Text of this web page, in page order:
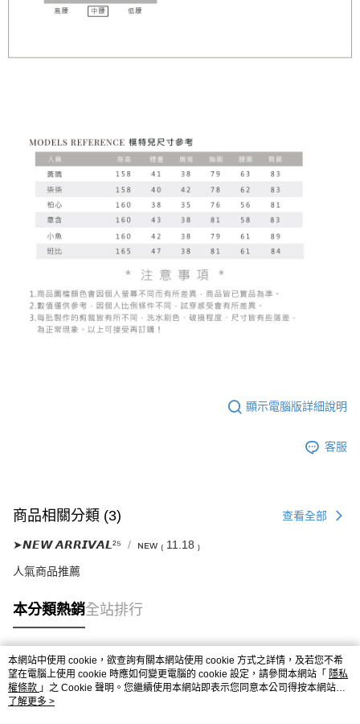
顯示電腦版詳細說明
客服
商品相關分類 (3) 查看全部
➤𝙉𝙀𝙒 𝘼𝙍𝙍𝙄𝙑𝘼𝙇²⁵ ɴᴇᴡ ₍ 11.18 ₎
人氣商品推薦
本分類熱銷全站排行
熱門標籤
本網站中使用 cookie，欲查詢有關本網站使用 cookie 方式之詳情，及若您不希
望在電腦上使用 cookie 時應如何變更電腦的 cookie 設定，請參閱本網站「 隱私
權條款 」之 Cookie 聲明。您繼續使用本網站即表示您同意本公司得按本網站使
用條款之 Cookie 聲明使用 cookie。
了解更多 >